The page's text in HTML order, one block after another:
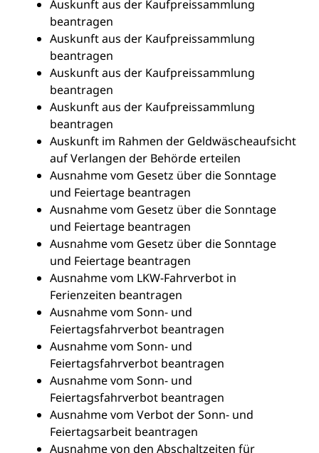
Auskunft aus der Kaufpreissammlung
beantragen
Auskunft aus der Kaufpreissammlung
beantragen
Auskunft aus der Kaufpreissammlung
beantragen
Auskunft aus der Kaufpreissammlung
beantragen
Auskunft im Rahmen der Geldwäscheaufsicht
auf Verlangen der Behörde erteilen
Ausnahme vom Gesetz über die Sonntage
und Feiertage beantragen
Ausnahme vom Gesetz über die Sonntage
und Feiertage beantragen
Ausnahme vom Gesetz über die Sonntage
und Feiertage beantragen
Ausnahme vom LKW-Fahrverbot in
Ferienzeiten beantragen
Ausnahme vom Sonn- und
Feiertagsfahrverbot beantragen
Ausnahme vom Sonn- und
Feiertagsfahrverbot beantragen
Ausnahme vom Sonn- und
Feiertagsfahrverbot beantragen
Ausnahme vom Verbot der Sonn- und
Feiertagsarbeit beantragen
Ausnahme von den Abschaltzeiten für